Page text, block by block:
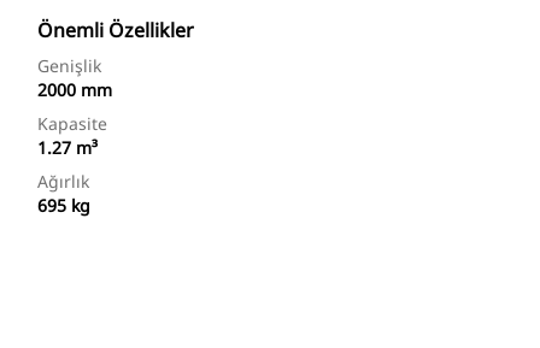
Önemli Özellikler
Genişlik
2000 mm
Kapasite
1.27 m³
Ağırlık
695 kg